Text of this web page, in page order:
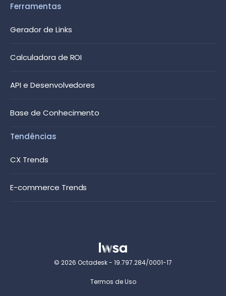
Ferramentas
Gerador de Links
Calculadora de ROI
API e Desenvolvedores
Base de Conhecimento
Tendências
CX Trends
E-commerce Trends
© 2026 Octadesk - 19.797.284/0001-17
Termos de Uso